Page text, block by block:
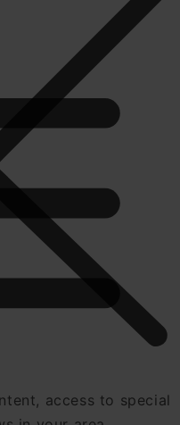
access to special